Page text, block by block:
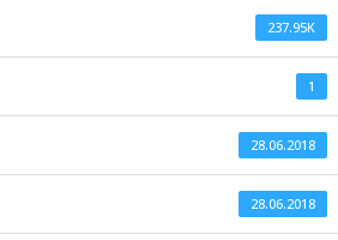
237.95K
1
28.06.2018
28.06.2018